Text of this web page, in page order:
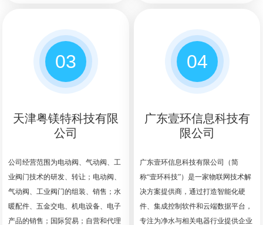
03
天津粤镁特科技有限
公司
公司经营范围为电动阀、气动阀、工
业阀门技术的研发、转让；电动阀、
气动阀、工业阀门的组装、销售；水
暖配件、五金交电、机电设备、电子
产品的销售；国际贸易；自营和代理
04
广东壹环信息科技有
限公司
广东壹环信息科技有限公司（简
称“壹环科技”）是一家物联网技术解
决方案提供商，通过打造智能化硬
件、集成控制软件和云端数据平台，
专注为净水与相关电器行业提供企业